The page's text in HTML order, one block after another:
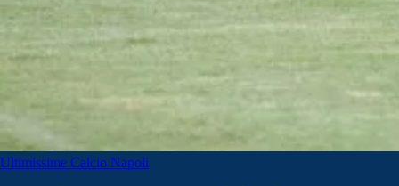
Ultimissime Calcio Napoli